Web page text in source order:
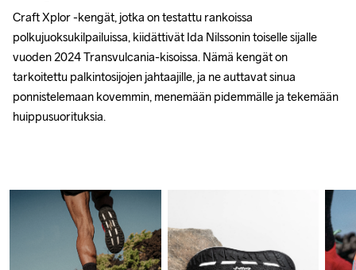
Craft Xplor -kengät, jotka on testattu rankoissa
polkujuoksukilpailuissa, kiidättivät Ida Nilssonin toiselle sijalle
vuoden 2024 Transvulcania-kisoissa. Nämä kengät on
tarkoitettu palkintosijojen jahtaajille, ja ne auttavat sinua
ponnistelemaan kovemmin, menemään pidemmälle ja tekemään
huippusuorituksia.